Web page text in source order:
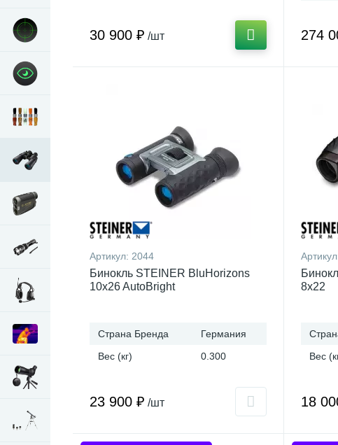
30 900 ₽ /шт 274
Артикул: 2044
Бинокль STEINER BluHorizons
10x26 AutoBright
Страна Бренда
Германия
Вес (кг)
0.300
23 900 ₽ /шт
8x22
Вес
18